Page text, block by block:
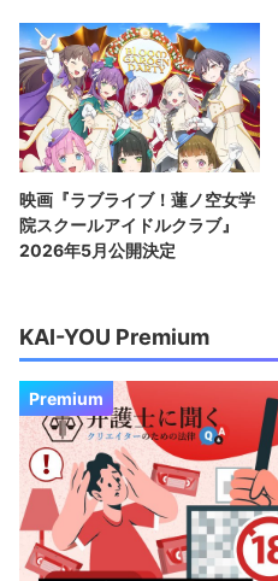
映画『ラブライブ！蓮ノ空女学
院スクールアイドルクラブ』
2026年5月公開決定
KAI-YOU Premium
Premium